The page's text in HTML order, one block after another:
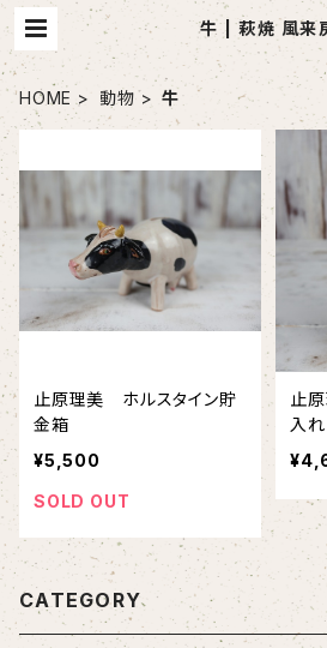
牛 | 萩焼 風来
HOME 動物 牛
止原理美 ホルスタイン貯
金箱
¥5,500
SOLD OUT
止
入れ
CATEGORY